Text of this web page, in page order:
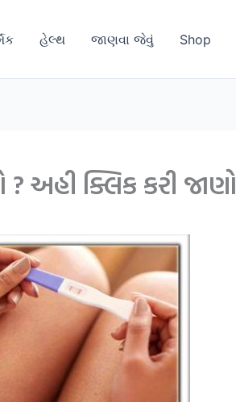
હેલ્થ જાણવા જેવું Shop
અહી ક્લિક કરી જાણો